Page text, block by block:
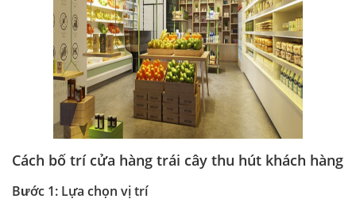
Cách bố trí cửa hàng trái cây thu hút khách hàng
Bước 1: Lựa chọn vị trí